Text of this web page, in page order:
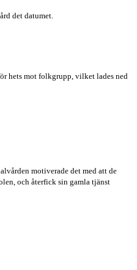
det datumet.
hets mot folkgrupp, vilket lades ned
motiverade det med att de
och återfick sin gamla tjänst